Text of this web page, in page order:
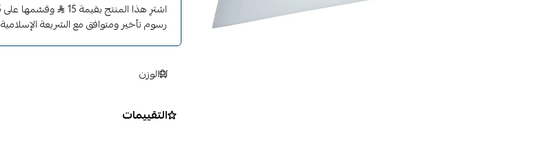
اشترِ هذا المنتج بقيمة 15
رسوم تأخير ومتوافق مع الشريعة الإسلامية
الوزن
التقييمات